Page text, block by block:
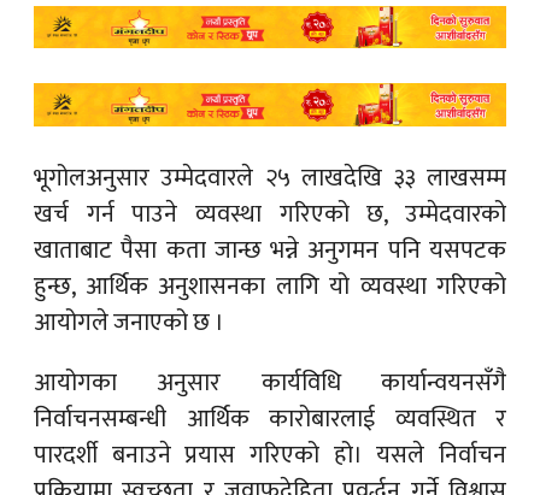
भूगोलअनुसार उम्मेदवारले २५ लाखदेखि ३३ लाखसम्म
खर्च गर्न पाउने व्यवस्था गरिएको छ, उम्मेदवारको
खाताबाट पैसा कता जान्छ भन्ने अनुगमन पनि यसपटक
हुन्छ, आर्थिक अनुशासनका लागि यो व्यवस्था गरिएको
आयोगले जनाएको छ ।
आयोगका अनुसार कार्यविधि कार्यान्वयनसँगै
निर्वाचनसम्बन्धी आर्थिक कारोबारलाई व्यवस्थित र
पारदर्शी बनाउने प्रयास गरिएको हो। यसले निर्वाचन